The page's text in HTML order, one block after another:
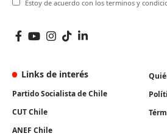
Estoy de acuerdo con los terminos y
Links de interés
Partido Socialista de Chile
CUT Chile
ANEF Chile